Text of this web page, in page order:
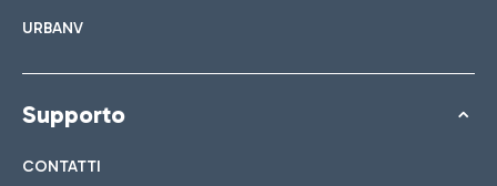
URBANV
Supporto
CONTATTI